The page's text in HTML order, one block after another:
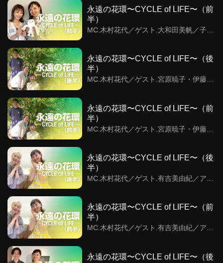
永遠の花環〜CYCLE of LIFE〜（前
半）
MC.木村花代／ゲスト.大和田美帆／子ど
永遠の花環〜CYCLE of LIFE〜（後
半）
MC.木村花代／ゲスト.宮原暁子・伊藤力
永遠の花環〜CYCLE of LIFE〜（前
半）
MC.木村花代／ゲスト.宮原暁子・伊藤力
永遠の花環〜CYCLE of LIFE〜（後
半）
MC.木村花代／ゲスト.有吉美由紀／アル
永遠の花環〜CYCLE of LIFE〜（前
半）
MC.木村花代／ゲスト.有吉美由紀／アル
永遠の花環〜CYCLE of LIFE〜（後